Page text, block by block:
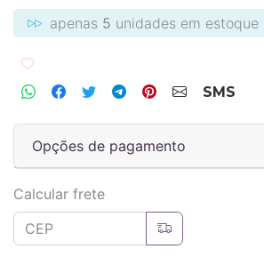
apenas 5 unidades em estoque
SMS
Opções de pagamento
Calcular frete